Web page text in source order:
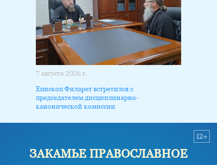
7 августа 2026 г.
Епископ Филарет встретился с
председателем дисциплинарно-
канонической комиссии
ЗАКАМЬЕ ПРАВОСЛАВНОЕ
12+